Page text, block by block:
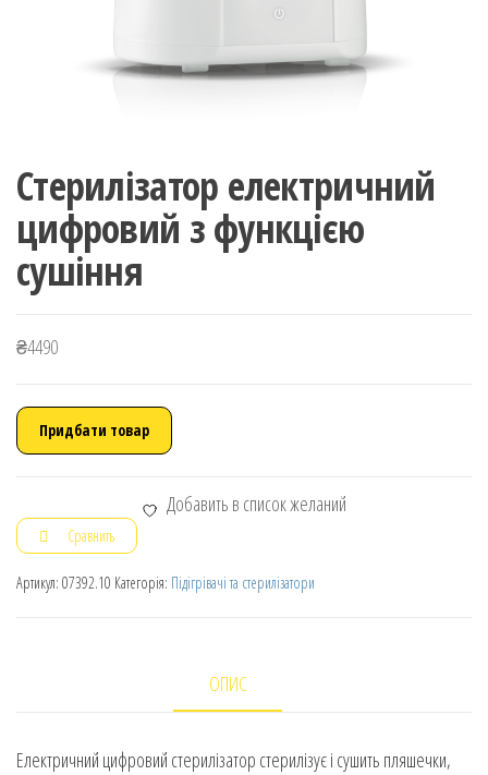
Стерилізатор електричний
цифровий з функцією
сушіння
₴4490
Придбати товар
Добавить в список желаний
Сравнить
Артикул: 07392.10 Категорія: Підігрівачі та стерилізатори
ОПИС
Електричний цифровий стерилізатор стерилізує і сушить пляшечки,